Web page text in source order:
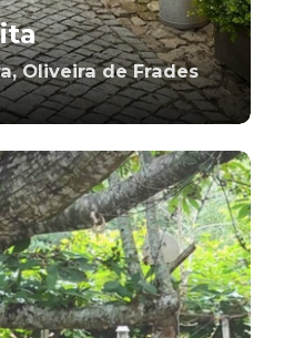
Oliveira de Frades